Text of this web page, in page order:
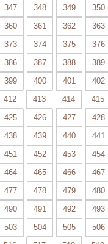
347 348 349 350
360 361 362 363
373 374 375 376
386 387 388 389
399 400 401 402
412 413 414 415
425 426 427 428
438 439 440 441
451 452 453 454
464 465 466 467
477 478 479 480
490 491 492 493
503 504 505 506